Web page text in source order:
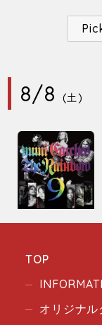
8/8 (土)
TOP
オリジナル